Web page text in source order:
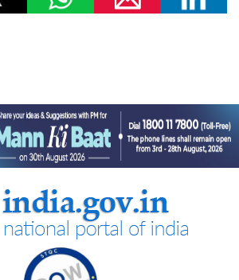
योजना की स्थिति
का सफल परीक्षण किया गया
सेना संबंधी रक्षा मंत्रालय की संसदीय सलाहकार
की